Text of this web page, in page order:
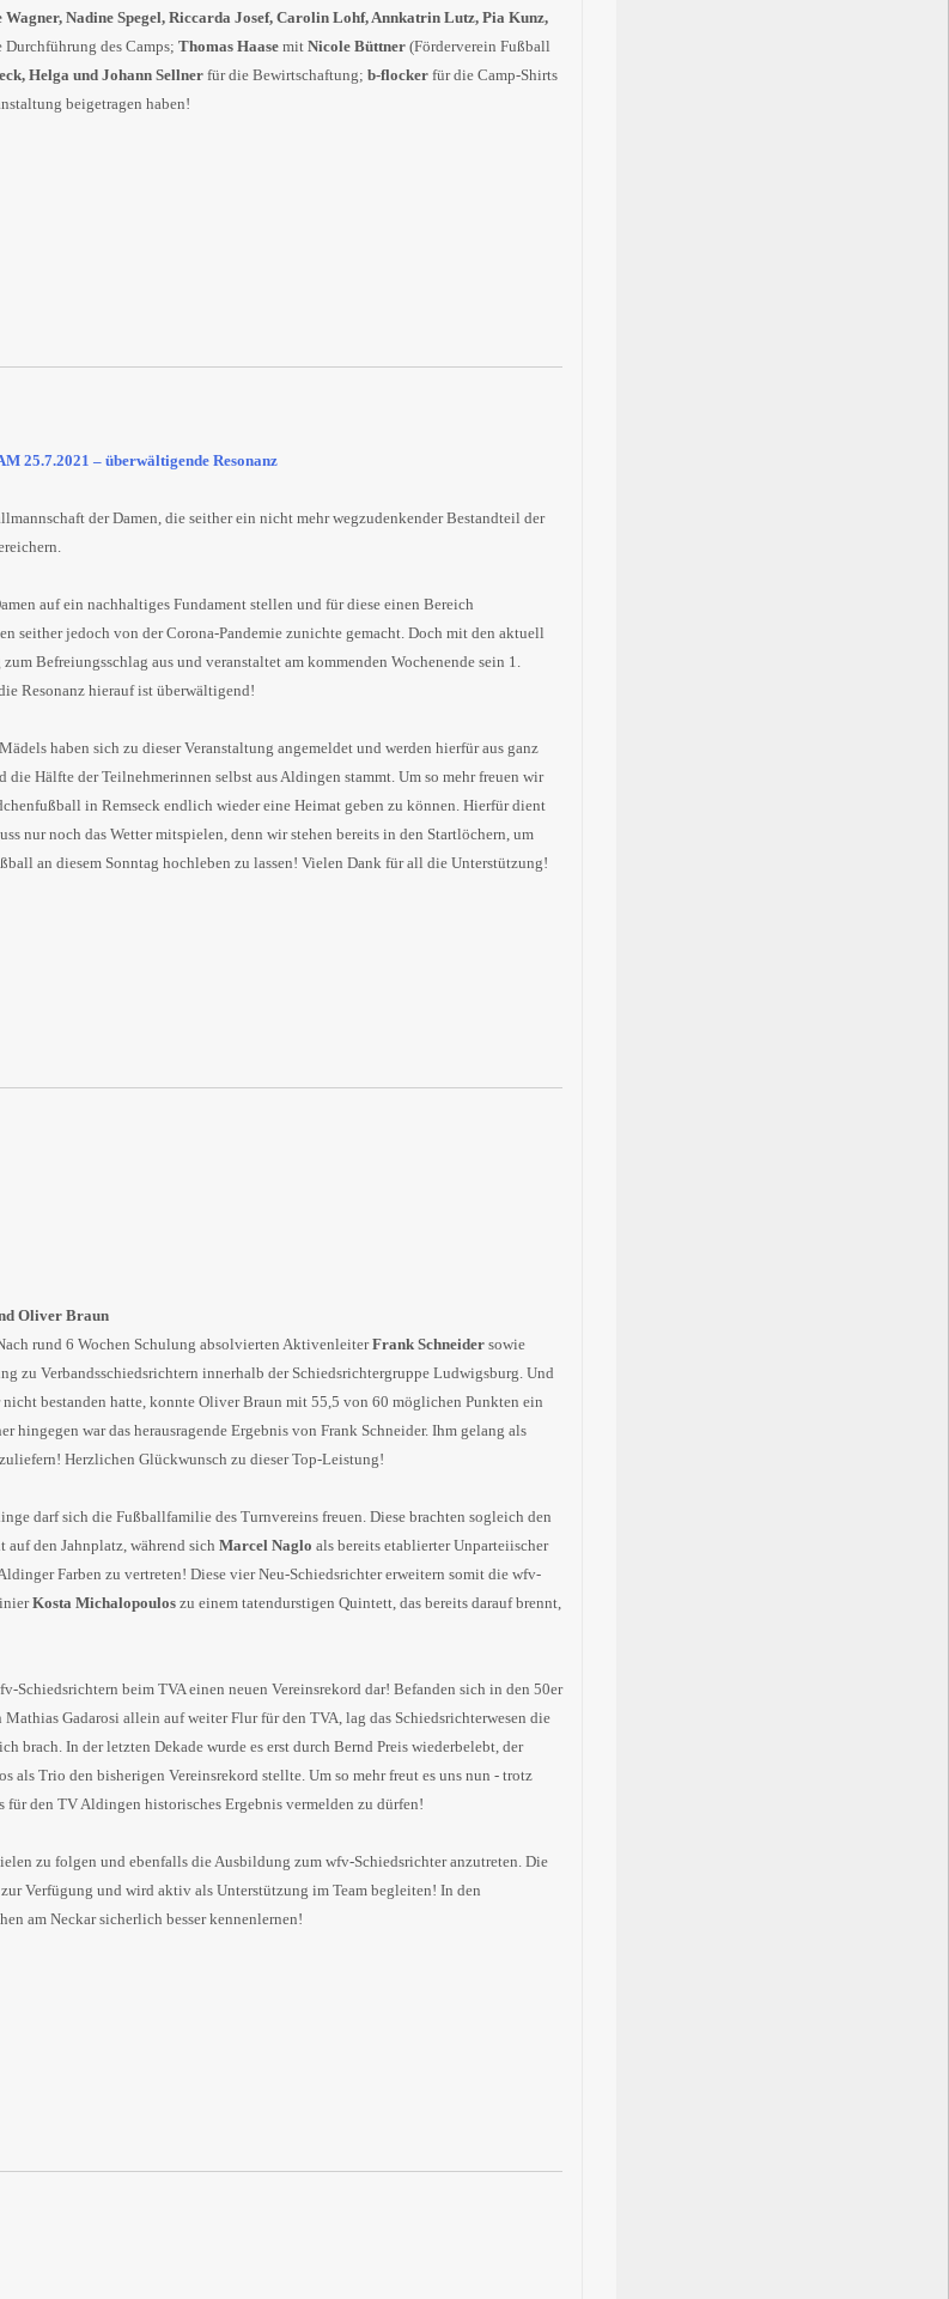
Nadine Spegel, Riccarda Josef, Carolin Lohf, Annkatrin Lutz, Pia Kunz,
Durchführung des Camps; Thomas Haasemit Nicole Büttner(Förderverein Fußball
Helga und Johann Sellnerfür die Bewirtschaftung; b-flockerfür die Camp-Shirts
beigetragen haben!
25.7.2021 – überwältigende Resonanz
der Damen, die seither ein nicht mehr wegzudenkender Bestandteil der
auf ein nachhaltiges Fundament stellen und für diese einen Bereich
seither jedoch von der Corona-Pandemie zunichte gemacht. Doch mit den aktuell
Befreiungsschlag aus und veranstaltet am kommenden Wochenende sein 1.
Resonanz hierauf ist überwältigend!
haben sich zu dieser Veranstaltung angemeldet und werden hierfür aus ganz
die Hälfte der Teilnehmerinnen selbst aus Aldingen stammt. Um so mehr freuen wir
in Remseck endlich wieder eine Heimat geben zu können. Hierfür dient
nur noch das Wetter mitspielen, denn wir stehen bereits in den Startlöchern, um
an diesem Sonntag hochleben zu lassen! Vielen Dank für all die Unterstützung!
Oliver Braun
rund 6 Wochen Schulung absolvierten AktivenleiterFrank Schneidersowie
zu Verbandsschiedsrichtern innerhalb der Schiedsrichtergruppe Ludwigsburg. Und
bestanden hatte, konnte Oliver Braun mit 55,5 von 60 möglichen Punkten ein
hingegen war das herausragende Ergebnis von Frank Schneider. Ihm gelang als
Herzlichen Glückwunsch zu dieser Top-Leistung!
darf sich die Fußballfamilie des Turnvereins freuen. Diese brachten sogleich den
auf den Jahnplatz, während sich Marcel Naglo als bereits etablierter Unparteiischer
Farben zu vertreten! Diese vier Neu-Schiedsrichter erweitern somit die wfv-
Kosta Michalopouloszu einem tatendurstigen Quintett, das bereits darauf brennt,
Schiedsrichtern beim TVA einen neuen Vereinsrekord dar! Befanden sich in den 50er
Gadarosi allein auf weiter Flur für den TVA, lag das Schiedsrichterwesen die
brach. In der letzten Dekade wurde es erst durch Bernd Preis wiederbelebt, der
Trio den bisherigen Vereinsrekord stellte. Um so mehr freut es uns nun - trotz
für den TV Aldingen historisches Ergebnis vermelden zu dürfen!
zu folgen und ebenfalls die Ausbildung zum wfv-Schiedsrichter anzutreten. Die
Verfügung und wird aktiv als Unterstützung im Team begleiten! In den
am Neckar sicherlich besser kennenlernen!